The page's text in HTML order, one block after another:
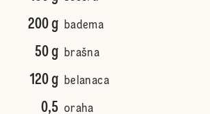
200 g badema
50 g brašna
120 g belanaca
0,5 oraha